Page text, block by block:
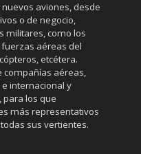
aviones, desde
o de negocio,
militares, como los
aéreas del
etcétera.
aéreas,
internacional y
los que
más representativos
sus vertientes.